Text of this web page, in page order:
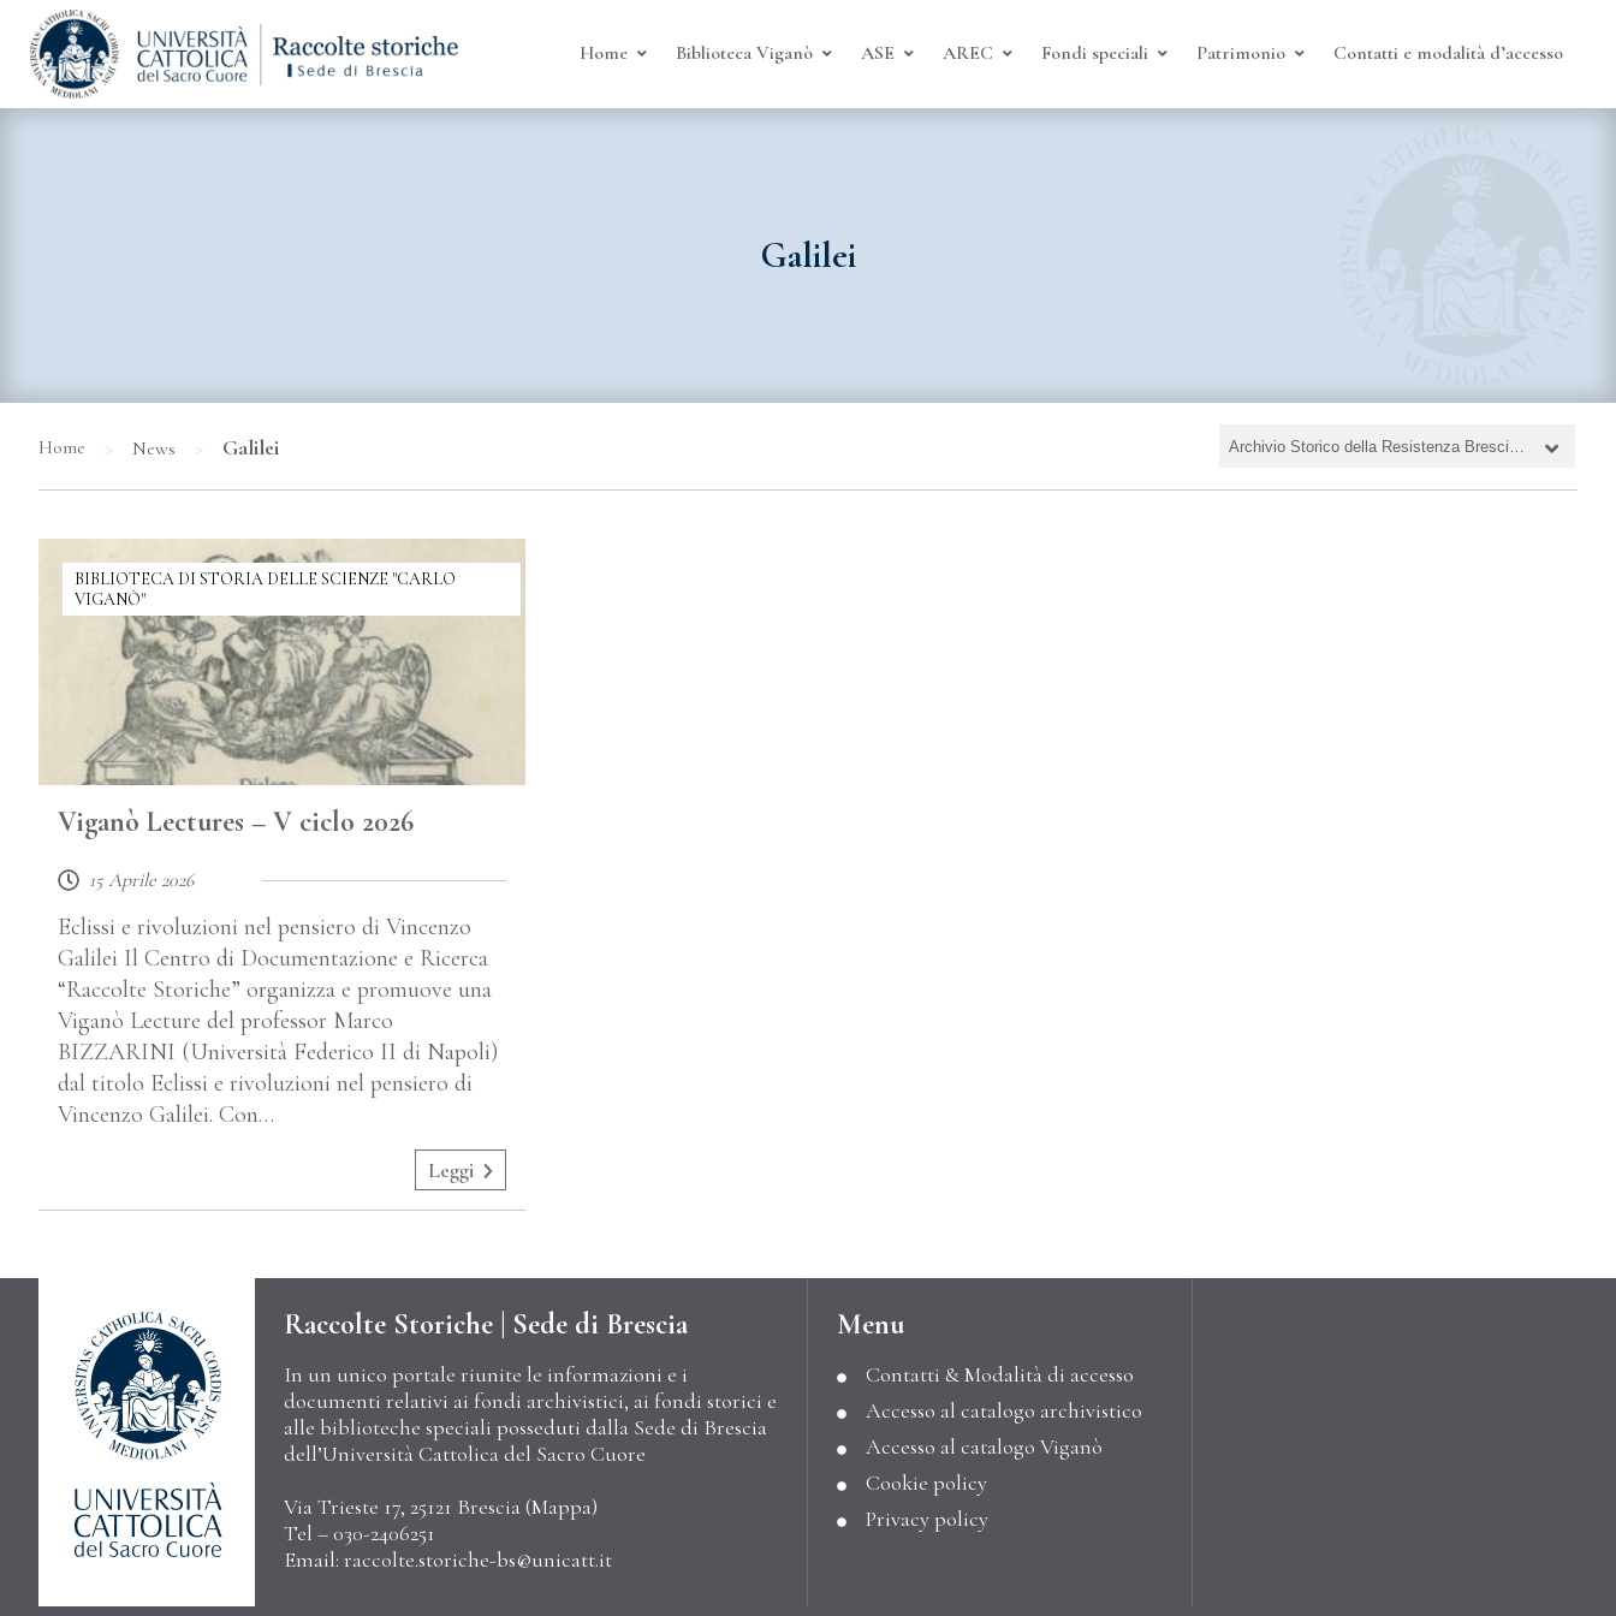
Home Biblioteca Viganò ASE AREC Fondi speciali Patrimonio Contatti e modalità d’accesso
Galilei
Home > News > Galilei
BIBLIOTECA DI STORIA DELLE SCIENZE "CARLO
VIGANÒ"
Viganò Lectures – V ciclo 2026
15 Aprile 2026
Eclissi e rivoluzioni nel pensiero di Vincenzo
Galilei Il Centro di Documentazione e Ricerca
“Raccolte Storiche” organizza e promuove una
Viganò Lecture del professor Marco
BIZZARINI (Università Federico II di Napoli)
dal titolo Eclissi e rivoluzioni nel pensiero di
Vincenzo Galilei. Con…
Leggi
Raccolte Storiche | Sede di Brescia
In un unico portale riunite le informazioni e i
documenti relativi ai fondi archivistici, ai fondi storici e
alle biblioteche speciali posseduti dalla Sede di Brescia
dell’Università Cattolica del Sacro Cuore
Via Trieste 17, 25121 Brescia (Mappa)
Tel – 030-2406251
Email: raccolte.storiche-bs@unicatt.it
Menu
Contatti & Modalità di accesso
Accesso al catalogo archivistico
Accesso al catalogo Viganò
Cookie policy
Privacy policy